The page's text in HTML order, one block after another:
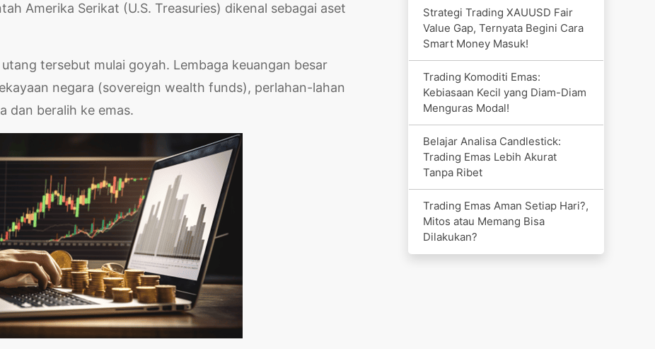
Amerika Serikat (U.S. Treasuries) dikenal sebagai aset
tersebut mulai goyah. Lembaga keuangan besar
negara (sovereign wealth funds), perlahan-lahan
dan beralih ke emas.
Strategi Trading XAUUSD Fair
Value Gap, Ternyata Begini Cara
Smart Money Masuk!
Trading Komoditi Emas:
Kebiasaan Kecil yang Diam-Diam
Menguras Modal!
Belajar Analisa Candlestick:
Trading Emas Lebih Akurat
Tanpa Ribet
Trading Emas Aman Setiap Hari?,
Mitos atau Memang Bisa
Dilakukan?